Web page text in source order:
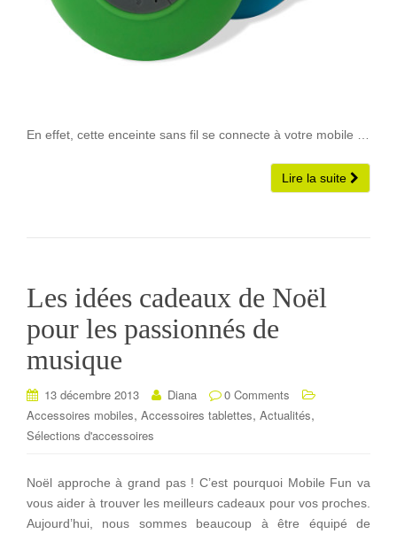
En effet, cette enceinte sans fil se connecte à votre mobile …
Lire la suite
Les idées cadeaux de Noël
pour les passionnés de
musique
13 décembre 2013 Diana
0 Comments
Accessoires mobiles, Accessoires tablettes, Actualités,
Sélections d'accessoires
Noël approche à grand pas ! C’est pourquoi Mobile Fun va
vous aider à trouver les meilleurs cadeaux pour vos proches.
Aujourd’hui, nous sommes beaucoup à être équipé de